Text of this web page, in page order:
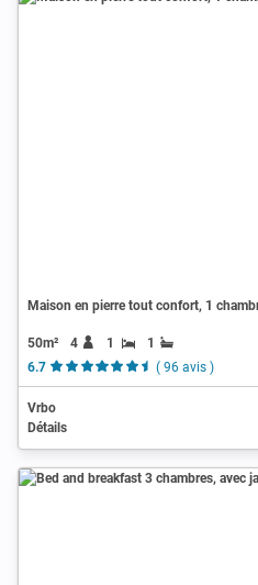
Maison en pierre tout confort, 1
50m² 4 1
1
6.7
( 96 avis )
Vrbo
Détails